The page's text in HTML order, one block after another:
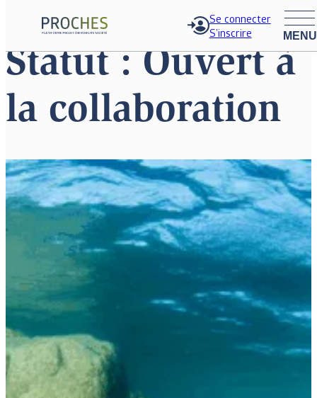
au
contenu
Se connecter
S’inscrire
Statut :Ouvert à
la collaboration